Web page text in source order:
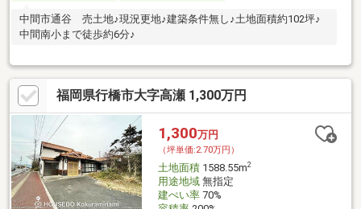
中間市通谷 売土地♪現況更地♪建築条件無し♪土地面積約102坪♪
中間南小まで徒歩約6分♪
福岡県行橋市大字高瀬 1,300万円
1,300万円
（坪単価:2.70万円）
土地面積1588.55m2
用途地域無指定
建ぺい率70%